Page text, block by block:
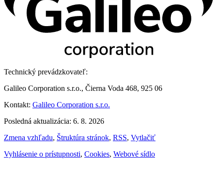
Technický prevádzkovateľ:
Galileo Corporation s.r.o., Čierna Voda 468, 925 06
Kontakt: Galileo Corporation s.r.o.
Posledná aktualizácia: 6. 8. 2026
Zmena vzhľadu, Štruktúra stránok, RSS, Vytlačiť
Vyhlásenie o prístupnosti, Cookies, Webové sídlo